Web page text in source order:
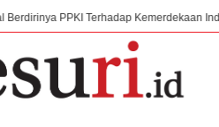
Terhadap Kemerdekaan Indonesia